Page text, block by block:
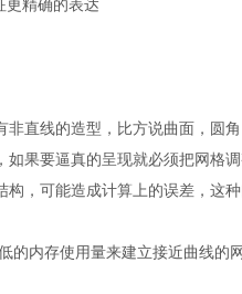
更精确的表达
直线的造型，比方说曲面，圆
果要逼真的呈现就必须把网格
，可能造成计算上的误差，这种
的内存使用量来建立接近曲线